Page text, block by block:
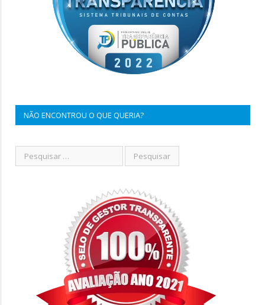
NÃO ENCONTROU O QUE QUERIA?